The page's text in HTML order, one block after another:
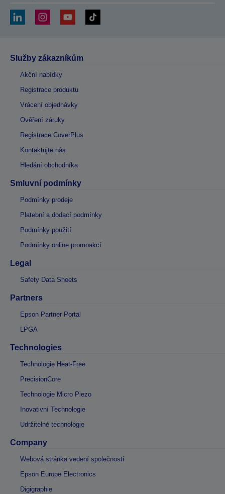
Služby zákazníkům
Akční nabídky
Registrace produktu
Vrácení objednávky
Ověření záruky
Registrace CoverPlus
Kontaktujte nás
Hledání obchodníka
Smluvní podmínky
Podmínky prodeje
Platební a dodací podmínky
Podmínky použití
Podmínky online promoakcí
Legal
Safety Data Sheets
Partners
Epson Partner Portal
LPGA
Technologies
Technologie Heat-Free
PrecisionCore
Technologie Micro Piezo
Inovativní Technologie
Udržitelné technologie
Company
Webová stránka vedení společnosti
Epson Europe Electronics
Digigraphie